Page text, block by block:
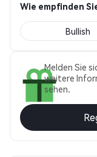
Wie empfinden
Bullish
Melden Sie
weitere
sehen.